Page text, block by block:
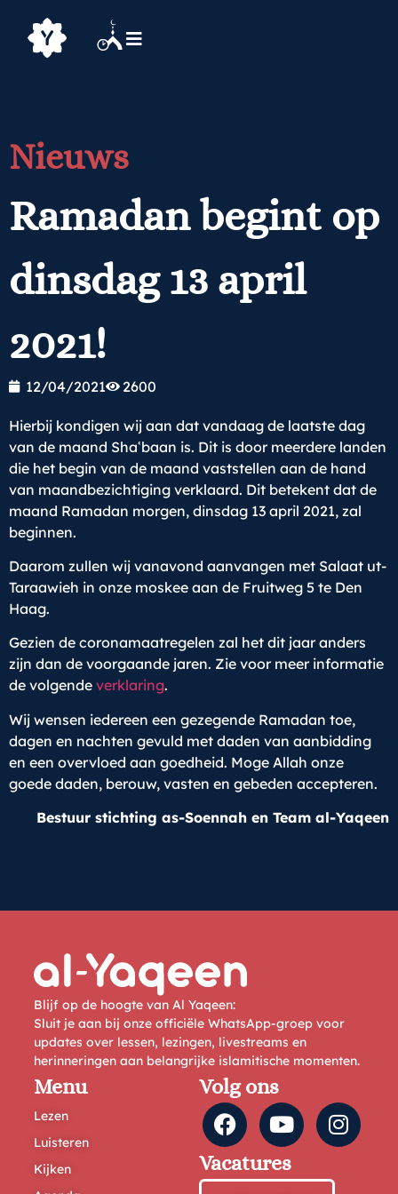
Nieuws
Ramadan begint op
dinsdag 13 april
2021!
12/04/2021 2600
Hierbij kondigen wij aan dat vandaag de laatste dag
van de maand Shaʿbaan is. Dit is door meerdere landen
die het begin van de maand vaststellen aan de hand
van maandbezichtiging verklaard. Dit betekent dat de
maand Ramadan morgen, dinsdag 13 april 2021, zal
beginnen.
Daarom zullen wij vanavond aanvangen met Salaat ut-
Taraawieh in onze moskee aan de Fruitweg 5 te Den
Haag.
Gezien de coronamaatregelen zal het dit jaar anders
zijn dan de voorgaande jaren. Zie voor meer informatie
de volgende verklaring.
Wij wensen iedereen een gezegende Ramadan toe,
dagen en nachten gevuld met daden van aanbidding
en een overvloed aan goedheid. Moge Allah onze
goede daden, berouw, vasten en gebeden accepteren.
Bestuur stichting as-Soennah en Team al-Yaqeen
Blijf op de hoogte van Al Yaqeen:
Sluit je aan bij onze officiële WhatsApp-groep voor
updates over lessen, lezingen, livestreams en
herinneringen aan belangrijke islamitische momenten.
Menu
Lezen
Luisteren
Kijken
Volg ons
Vacatures